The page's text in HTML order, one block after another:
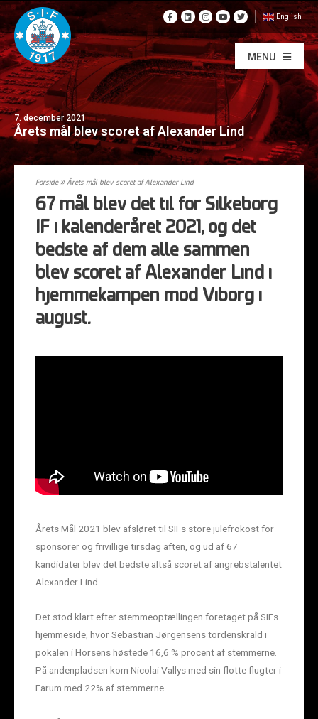
English
MENU
7. december 2021
Årets mål blev scoret af Alexander Lind
Forside»Årets mål blev scoret af Alexander Lind
67 mål blev det til for Silkeborg
IF i kalenderåret 2021, og det
bedste af dem alle sammen
blev scoret af Alexander Lind i
hjemmekampen mod Viborg i
august.
Årets Mål 2021 blev afsløret til SIFs store julefrokost for
sponsorer og frivillige tirsdag aften, og ud af 67
kandidater blev det bedste altså scoret af angrebstalentet
Alexander Lind.
Det stod klart efter stemmeoptællingen foretaget på SIFs
hjemmeside, hvor Sebastian Jørgensens tordenskrald i
pokalen i Horsens høstede 16,6 % procent af stemmerne.
På andenpladsen kom Nicolai Vallys med sin flotte flugter i
Farum med 22% af stemmerne.